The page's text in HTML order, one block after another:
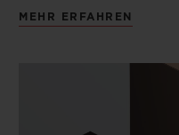
MEHR ERFAHREN